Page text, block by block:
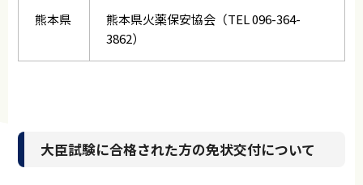
熊本県
熊本県火薬保安協会（TEL 096-364-
3862）
大臣試験に合格された方の免状交付について